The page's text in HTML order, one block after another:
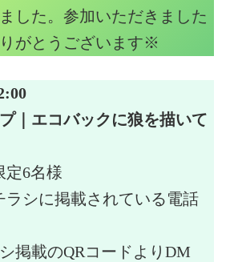
した。参加いただきました
がとうございます※
｜エコバックに狼を描いて
定6名様
ラシに掲載されている電話
掲載のQRコードよりDM